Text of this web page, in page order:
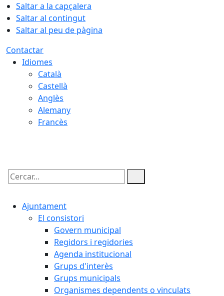
Saltar a la capçalera
Saltar al contingut
Saltar al peu de pàgina
Contactar
Idiomes
Català
Castellà
Anglès
Alemany
Francès
Cercar:
Ajuntament
El consistori
Govern municipal
Regidors i regidories
Agenda institucional
Grups d'interès
Grups municipals
Organismes dependents o vinculats